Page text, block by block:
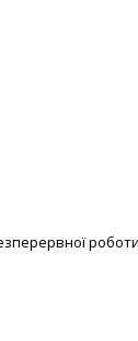
роботи